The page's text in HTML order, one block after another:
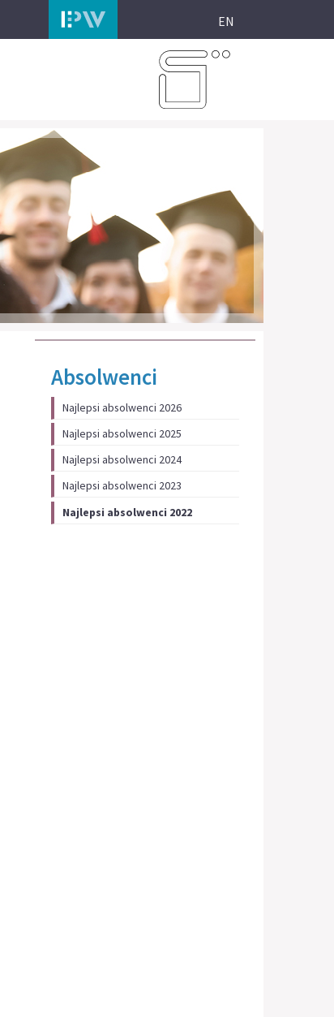
EN
Absolwenci
Najlepsi absolwenci 2026
Najlepsi absolwenci 2025
Najlepsi absolwenci 2024
Najlepsi absolwenci 2023
Najlepsi absolwenci 2022